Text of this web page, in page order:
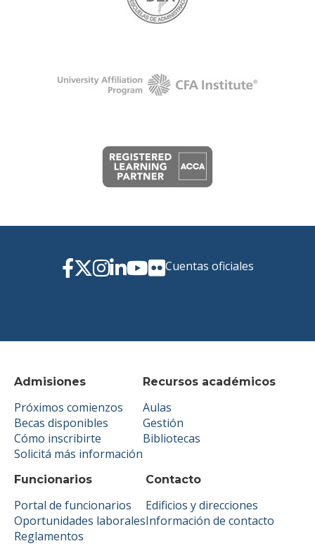
Admisiones
Próximos comienzos
Becas disponibles
Cómo inscribirte
Solicitá más información
Recursos académicos
Aulas
Gestión
Bibliotecas
Funcionarios
Portal de funcionarios
Oportunidades laborales
Reglamentos
Contacto
Edificios y direcciones
Información de contacto
Cuentas oficiales